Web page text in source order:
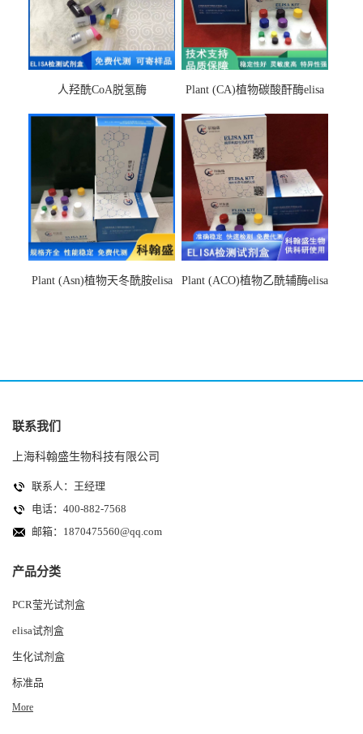
人羟酰CoA脱氢酶
Plant (CA)植物碳酸酐酶elisa
Plant (Asn)植物天冬酰胺elisa
Plant (ACO)植物乙酰辅酶elisa
联系我们
上海科翰盛生物科技有限公司
联系人：王经理
电话：400-882-7568
邮箱： 1870475560@qq.com
产品分类
PCR莹光试剂盒
elisa试剂盒
生化试剂盒
标准品
More